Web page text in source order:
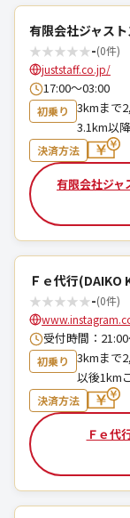
有限会社ジャス
★★★★★-(0件)
juststaff.co.jp/
17:00～03:00
初乗り
3kmまで
3.1km以
決済方法
有限会社ジャ
Ｆｅ代行(DAIKO
★★★★★-(0件)
受付時間：
初乗り
3kmまで
以後1km
決済方法
Ｆｅ代